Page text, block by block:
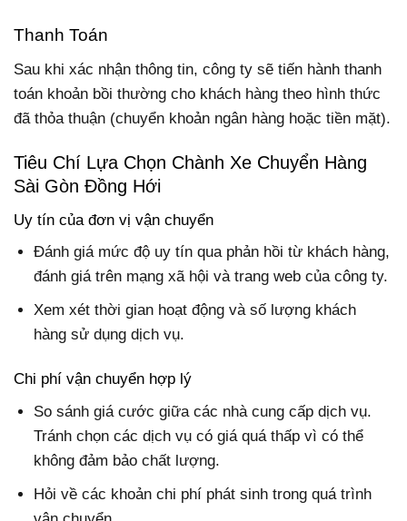
Thanh Toán
Sau khi xác nhận thông tin, công ty sẽ tiến hành thanh
toán khoản bồi thường cho khách hàng theo hình thức
đã thỏa thuận (chuyển khoản ngân hàng hoặc tiền mặt).
Tiêu Chí Lựa Chọn Chành Xe Chuyển Hàng
Sài Gòn Đồng Hới
Uy tín của đơn vị vận chuyển
Đánh giá mức độ uy tín qua phản hồi từ khách hàng,
đánh giá trên mạng xã hội và trang web của công ty.
Xem xét thời gian hoạt động và số lượng khách
hàng sử dụng dịch vụ.
Chi phí vận chuyển hợp lý
So sánh giá cước giữa các nhà cung cấp dịch vụ.
Tránh chọn các dịch vụ có giá quá thấp vì có thể
không đảm bảo chất lượng.
Hỏi về các khoản chi phí phát sinh trong quá trình